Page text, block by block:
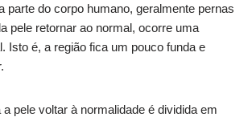
parte do corpo humano, geralmente pernas
pele retornar ao normal, ocorre uma
Isto é, a região fica um pouco funda e
pele voltar à normalidade é dividida em